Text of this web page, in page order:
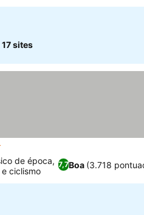
17 sites
7,7Boa (3.718
de época,
ciclismo